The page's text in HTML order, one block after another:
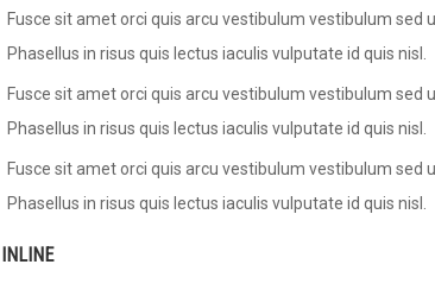
Fusce sit amet orci quis arcu vestibulum vestibulum sed
Phasellus in risus quis lectus iaculis vulputate id quis nisl.
Fusce sit amet orci quis arcu vestibulum vestibulum sed
Phasellus in risus quis lectus iaculis vulputate id quis nisl.
Fusce sit amet orci quis arcu vestibulum vestibulum sed
Phasellus in risus quis lectus iaculis vulputate id quis nisl.
INLINE